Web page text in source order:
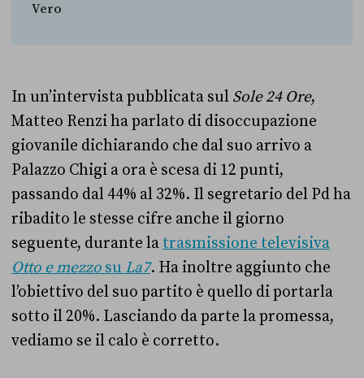
Vero
In un’intervista pubblicata sul Sole 24 Ore,
Matteo Renzi ha parlato di disoccupazione
giovanile dichiarando che dal suo arrivo a
Palazzo Chigi a ora è scesa di 12 punti,
passando dal 44% al 32%. Il segretario del Pd ha
ribadito le stesse cifre anche il giorno
seguente, durante la trasmissione televisiva
Otto e mezzo su La7. Ha inoltre aggiunto che
l’obiettivo del suo partito è quello di portarla
sotto il 20%. Lasciando da parte la promessa,
vediamo se il calo è corretto.